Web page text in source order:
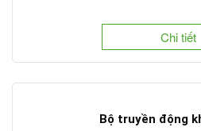
Chi tiết
Bộ truyền động